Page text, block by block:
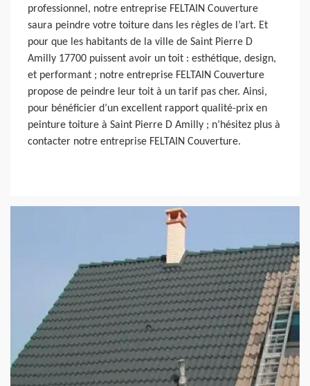
professionnel, notre entreprise FELTAIN Couverture
saura peindre votre toiture dans les règles de l’art. Et
pour que les habitants de la ville de Saint Pierre D
Amilly 17700 puissent avoir un toit : esthétique, design,
et performant ; notre entreprise FELTAIN Couverture
propose de peindre leur toit à un tarif pas cher. Ainsi,
pour bénéficier d’un excellent rapport qualité-prix en
peinture toiture à Saint Pierre D Amilly ; n’hésitez plus à
contacter notre entreprise FELTAIN Couverture.